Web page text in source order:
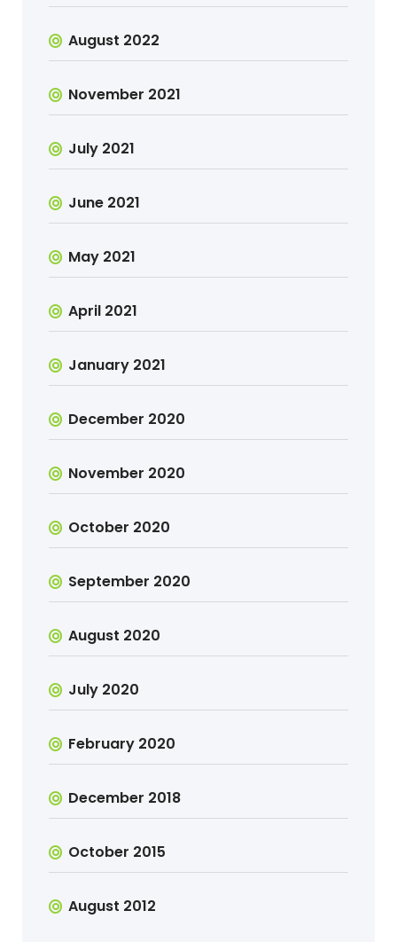
August 2022
November 2021
July 2021
June 2021
May 2021
April 2021
January 2021
December 2020
November 2020
October 2020
September 2020
August 2020
July 2020
February 2020
December 2018
October 2015
August 2012